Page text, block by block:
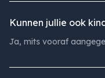
Kunnen jullie ook
Ja, mits vooraf